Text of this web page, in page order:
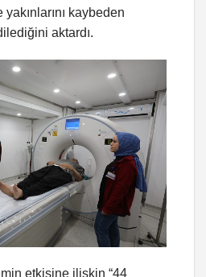
kaybeden
aktardı.
etkisine ilişkin “44